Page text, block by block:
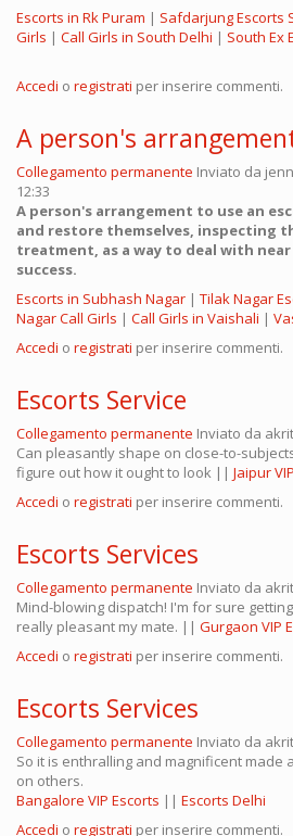
Escorts in Rk Puram | Safdarjung Escorts
Girls | Call Girls in South Delhi | South Ex
Accedi o registrati per inserire commenti.
A person's
Collegamento permanente Inviato da
12:33
A person's arrangement to use an
and restore themselves, inspecting
treatment, as a way to deal with
success.
Escorts in Subhash Nagar | Tilak Nagar
Nagar Call Girls | Call Girls in Vaishali |
Accedi o registrati per inserire commenti.
Escorts Service
Collegamento permanente Inviato da
Can pleasantly shape on close-to-
figure out how it ought to look || Jaipur
Accedi o registrati per inserire commenti.
Escorts Services
Collegamento permanente Inviato da
Mind-blowing dispatch! I'm for sure
really pleasant my mate. || Gurgaon VIP
Accedi o registrati per inserire commenti.
Escorts Services
Collegamento permanente Inviato da
So it is enthralling and magnificent made
on others.
Bangalore VIP Escorts || Escorts Delhi
Accedi o registrati per inserire commenti.